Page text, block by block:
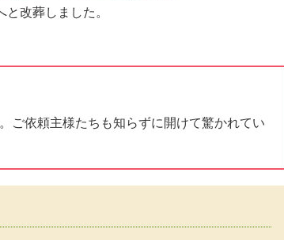
改葬しました。
ご依頼主様たちも知らずに開けて驚かれてい